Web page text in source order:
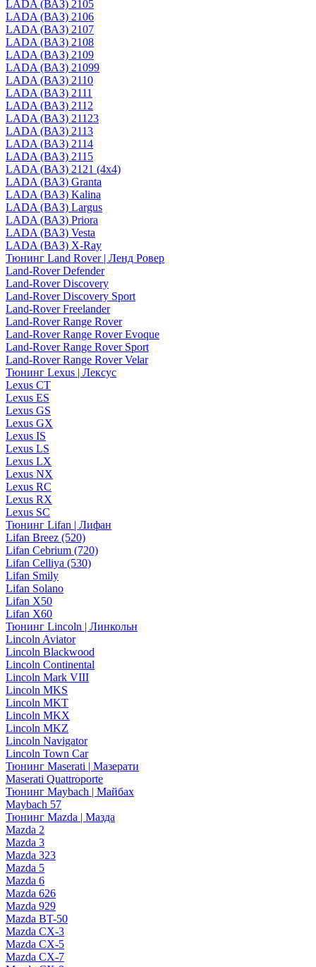
LADA (ВАЗ) 2105
LADA (ВАЗ) 2106
LADA (ВАЗ) 2107
LADA (ВАЗ) 2108
LADA (ВАЗ) 2109
LADA (ВАЗ) 21099
LADA (ВАЗ) 2110
LADA (ВАЗ) 2111
LADA (ВАЗ) 2112
LADA (ВАЗ) 21123
LADA (ВАЗ) 2113
LADA (ВАЗ) 2114
LADA (ВАЗ) 2115
LADA (ВАЗ) 2121 (4x4)
LADA (ВАЗ) Granta
LADA (ВАЗ) Kalina
LADA (ВАЗ) Largus
LADA (ВАЗ) Priora
LADA (ВАЗ) Vesta
LADA (ВАЗ) X-Ray
Тюнинг Land Rover | Ленд Ровер
Land-Rover Defender
Land-Rover Discovery
Land-Rover Discovery Sport
Land-Rover Freelander
Land-Rover Range Rover
Land-Rover Range Rover Evoque
Land-Rover Range Rover Sport
Land-Rover Range Rover Velar
Тюнинг Lexus | Лексус
Lexus CT
Lexus ES
Lexus GS
Lexus GX
Lexus IS
Lexus LS
Lexus LX
Lexus NX
Lexus RC
Lexus RX
Lexus SC
Тюнинг Lifan | Лифан
Lifan Breez (520)
Lifan Cebrium (720)
Lifan Celliya (530)
Lifan Smily
Lifan Solano
Lifan X50
Lifan X60
Тюнинг Lincoln | Линкольн
Lincoln Aviator
Lincoln Blackwood
Lincoln Continental
Lincoln Mark VIII
Lincoln MKS
Lincoln MKT
Lincoln MKX
Lincoln MKZ
Lincoln Navigator
Lincoln Town Car
Тюнинг Maserati | Мазерати
Maserati Quattroporte
Тюнинг Maybach | Майбах
Maybach 57
Тюнинг Mazda | Мазда
Mazda 2
Mazda 3
Mazda 323
Mazda 5
Mazda 6
Mazda 626
Mazda 929
Mazda BT-50
Mazda CX-3
Mazda CX-5
Mazda CX-7